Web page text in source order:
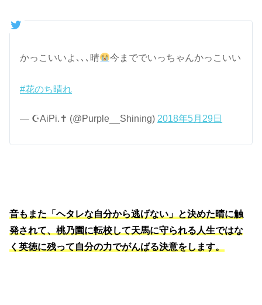
かっこいいよ､､､晴 今まででいっちゃんかっこいい
#花のち晴れ
— ☪︎AiPi.✝︎ (@Purple__Shining) 2018年5月29日
音もまた「ヘタレな自分から逃げない」と決めた晴に触
発されて、桃乃園に転校して天馬に守られる人生ではな
く英徳に残って自分の力でがんばる決意をします。